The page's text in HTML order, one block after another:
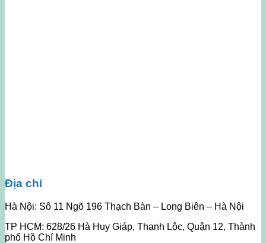
Địa chỉ
Hà Nội: Sô 11 Ngõ 196 Thạch Bàn – Long Biên – Hà Nội
TP HCM: 628/26 Hà Huy Giáp, Thạnh Lộc, Quận 12, Thành
phố Hồ Chí Minh